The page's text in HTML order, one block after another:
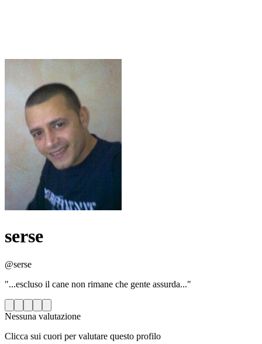
serse
@serse
"...escluso il cane non rimane che gente assurda..."
Nessuna valutazione
Clicca sui cuori per valutare questo profilo